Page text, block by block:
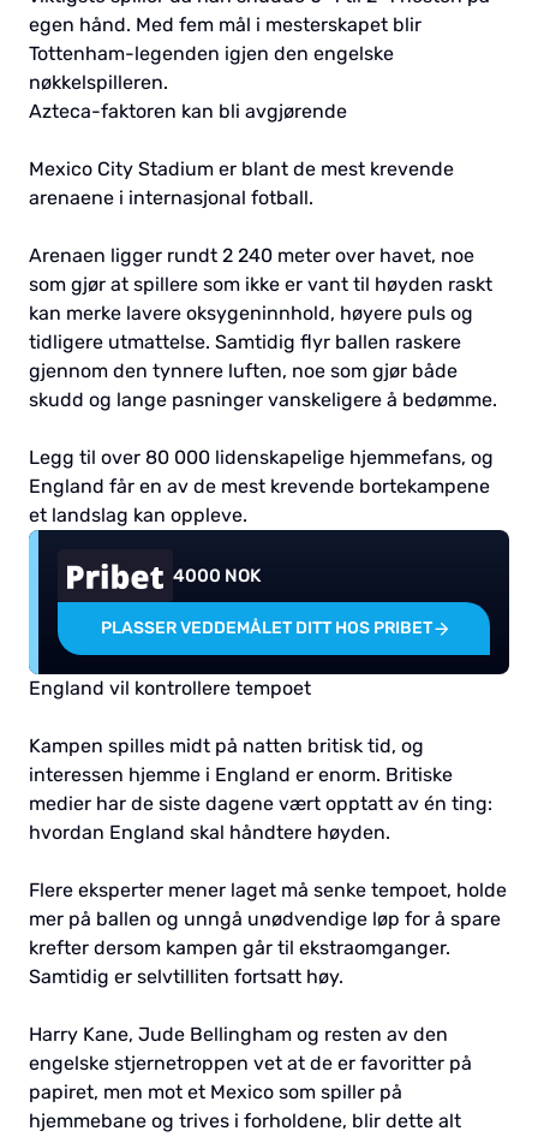
egen hånd. Med fem mål i mesterskapet blir
Tottenham-legenden igjen den engelske
nøkkelspilleren.
Azteca-faktoren kan bli avgjørende
Mexico City Stadium er blant de mest krevende
arenaene i internasjonal fotball.
Arenaen ligger rundt 2 240 meter over havet, noe
som gjør at spillere som ikke er vant til høyden raskt
kan merke lavere oksygeninnhold, høyere puls og
tidligere utmattelse. Samtidig flyr ballen raskere
gjennom den tynnere luften, noe som gjør både
skudd og lange pasninger vanskeligere å bedømme.
Legg til over 80 000 lidenskapelige hjemmefans, og
England får en av de mest krevende bortekampene
et landslag kan oppleve.
4000 NOK
PLASSER VEDDEMÅLET DITT HOS PRIBET
England vil kontrollere tempoet
Kampen spilles midt på natten britisk tid, og
interessen hjemme i England er enorm. Britiske
medier har de siste dagene vært opptatt av én ting:
hvordan England skal håndtere høyden.
Flere eksperter mener laget må senke tempoet, holde
mer på ballen og unngå unødvendige løp for å spare
krefter dersom kampen går til ekstraomganger.
Samtidig er selvtilliten fortsatt høy.
Harry Kane, Jude Bellingham og resten av den
engelske stjernetroppen vet at de er favoritter på
papiret, men mot et Mexico som spiller på
hjemmebane og trives i forholdene, blir dette alt